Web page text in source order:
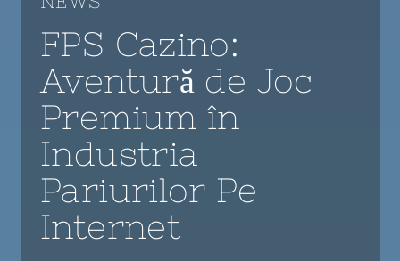
FPS Cazino:
Aventură de Joc
Premium în
Industria
Pariurilor Pe
Internet